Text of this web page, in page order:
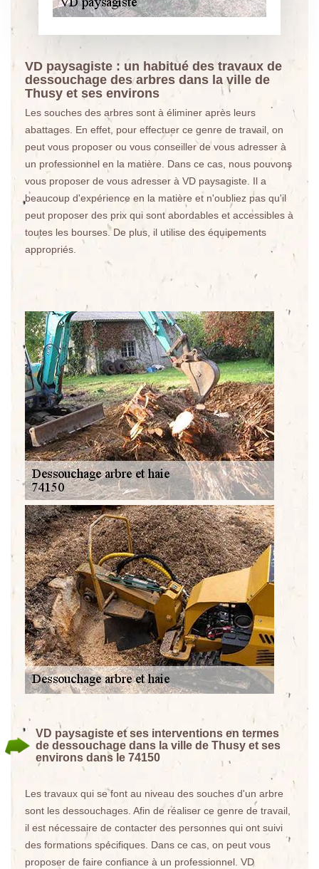
VD paysagiste : un habitué des travaux de
dessouchage des arbres dans la ville de
Thusy et ses environs
Les souches des arbres sont à éliminer après leurs
abattages. En effet, pour effectuer ce genre de travail, on
peut vous proposer ou vous conseiller de vous adresser à
un professionnel en la matière. Dans ce cas, nous pouvons
vous proposer de vous adresser à VD paysagiste. Il a
beaucoup d'expérience en la matière et n'oubliez pas qu'il
peut proposer des prix qui sont abordables et accessibles à
toutes les bourses. De plus, il utilise des équipements
appropriés.
VD paysagiste et ses interventions en termes
de dessouchage dans la ville de Thusy et ses
environs dans le 74150
Les travaux qui se font au niveau des souches d'un arbre
sont les dessouchages. Afin de réaliser ce genre de travail,
il est nécessaire de contacter des personnes qui ont suivi
des formations spécifiques. Dans ce cas, on peut vous
proposer de faire confiance à un professionnel. VD